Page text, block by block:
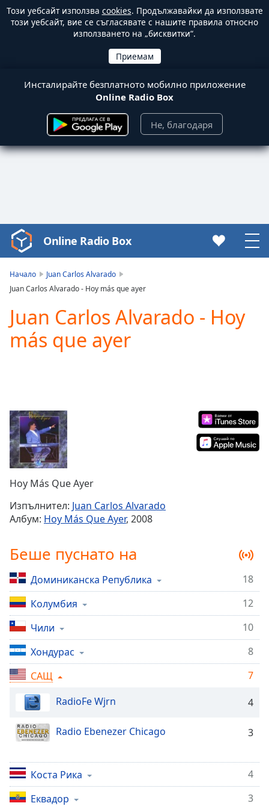
Този уебсайт използва cookies. Продължавайки да използвате
този уебсайт, вие се съгласявате с нашите правила относно
използването на „бисквитки“.
Инсталирайте безплатното мобилно приложение
Online Radio Box
Не, благодаря
Video
Player
loading.
Video
Play
Skip
Backward
Time0:00
Duration-:-
Loaded:
0.00%
TypeLIVE
Seek to
live,
currently
Remaining
Time-
1x
Playback
Rate
Chapters
Chapters
Descriptions
off,
selected
Subtitles
subtitles
settings,
Online Radio Box
Начало
Juan Carlos Alvarado
Juan Carlos Alvarado - Hoy más que ayer
Juan Carlos Alvarado - Hoy
más que ayer
Hoy Más Que Ayer
Изпълнител: Juan Carlos Alvarado
Албум: Hoy Más Que Ayer, 2008
Беше пуснато на
Доминиканска Република
18
Колумбия
12
Чили
10
Хондурас
8
САЩ
7
RadioFe Wjrn
4
Radio Ebenezer Chicago 3
Коста Рика
4
Еквадор
3